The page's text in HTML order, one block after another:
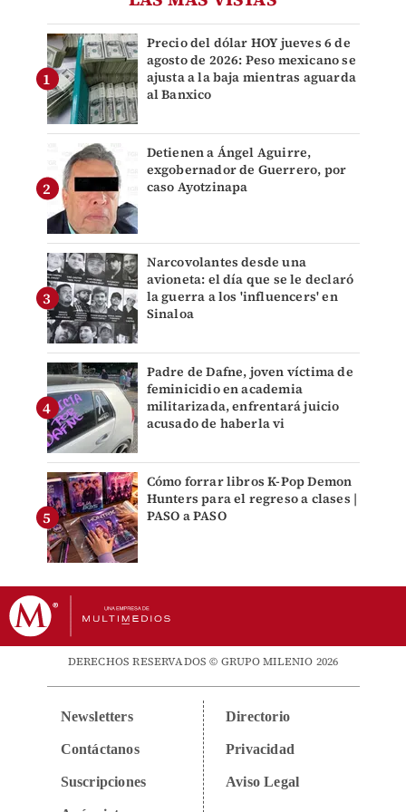
Precio del dólar HOY jueves 6 de
agosto de 2026: Peso mexicano se
ajusta a la baja mientras aguarda
al Banxico
Detienen a Ángel Aguirre,
exgobernador de Guerrero, por
caso Ayotzinapa
Narcovolantes desde una
avioneta: el día que se le declaró
la guerra a los 'influencers' en
Sinaloa
Padre de Dafne, joven víctima de
feminicidio en academia
militarizada, enfrentará juicio
acusado de haberla vi
Cómo forrar libros K-Pop Demon
Hunters para el regreso a clases |
PASO a PASO
DERECHOS RESERVADOS © GRUPO MILENIO 2026
Newsletters
Contáctanos
Suscripciones
Directorio
Privacidad
Aviso Legal